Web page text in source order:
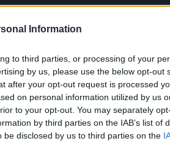
Information
to third parties, or processing of your
by us, please use the below opt-out
after your opt-out request is processed
on personal information utilized by us
to your opt-out. You may separately
by third parties on the IAB’s list of
disclosed by us to third parties on the
Hírek